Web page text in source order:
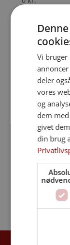
Vi
deler
vores
og
dem
givet
din brug